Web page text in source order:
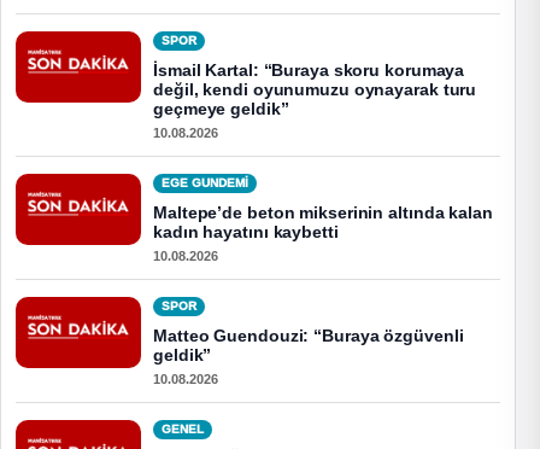
SPOR
İsmail Kartal: “Buraya skoru korumaya
değil, kendi oyunumuzu oynayarak turu
geçmeye geldik”
10.08.2026
EGE GUNDEMİ
Maltepe’de beton mikserinin altında kalan
kadın hayatını kaybetti
10.08.2026
SPOR
Matteo Guendouzi: “Buraya özgüvenli
geldik”
10.08.2026
GENEL